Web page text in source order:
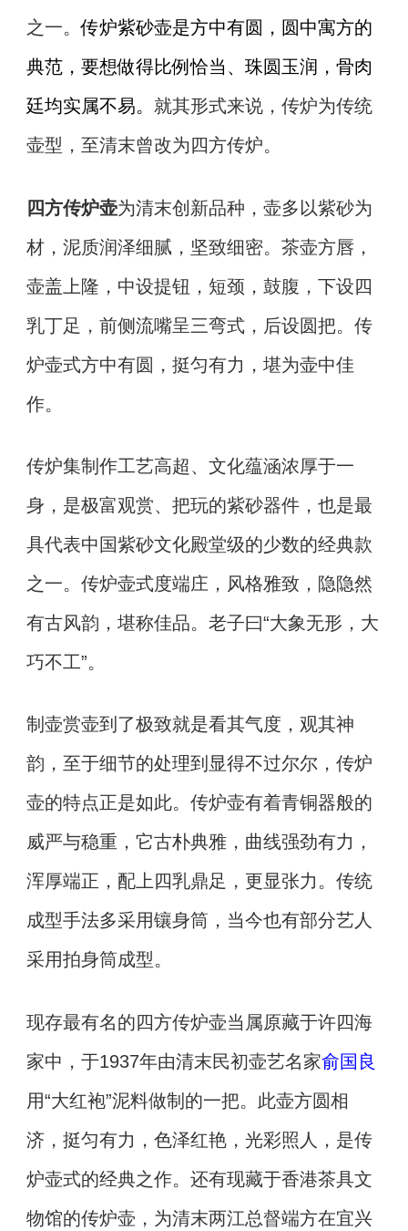
之一。传炉紫砂壶是方中有圆，圆中寓方的
典范，要想做得比例恰当、珠圆玉润，骨肉
廷均实属不易。 就其形式来说，传炉为传统
壶型，至清末曾改为四方传炉。
四方传炉壶为清末创新品种，壶多以紫砂为
材，泥质润泽细腻，坚致细密。茶壶方唇，
壶盖上隆，中设提钮，短颈，鼓腹，下设四
乳丁足，前侧流嘴呈三弯式，后设圆把。传
炉壶式方中有圆，挺匀有力，堪为壶中佳
作。
传炉集制作工艺高超、文化蕴涵浓厚于一
身，是极富观赏、把玩的紫砂器件，也是最
具代表中国紫砂文化殿堂级的少数的经典款
之一。传炉壶式度端庄，风格雅致，隐隐然
有古风韵，堪称佳品。老子曰“大象无形，大
巧不工”。
制壶赏壶到了极致就是看其气度，观其神
韵，至于细节的处理到显得不过尔尔，传炉
壶的特点正是如此。传炉壶有着青铜器般的
威严与稳重，它古朴典雅，曲线强劲有力，
浑厚端正，配上四乳鼎足，更显张力。传统
成型手法多采用镶身筒，当今也有部分艺人
采用拍身筒成型。
现存最有名的四方传炉壶当属原藏于许四海
家中，于1937年由清末民初壶艺名家俞国良
用“大红袍”泥料做制的一把。此壶方圆相
济，挺匀有力，色泽红艳，光彩照人，是传
炉壶式的经典之作。还有现藏于香港茶具文
物馆的传炉壶，为清末两江总督端方在宜兴